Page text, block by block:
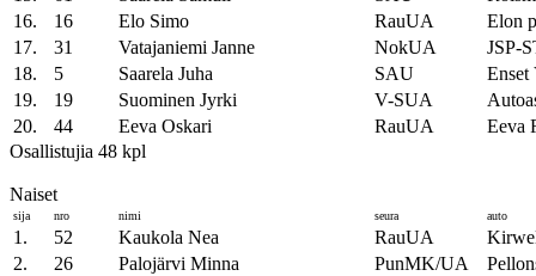
16.
16 Elo Simo RauUA
Elon
17.
31 Vatajaniemi Janne NokUA
JSP-
18.
5 Saarela Juha SAU
19.
19 Suominen Jyrki V-SUA
20.
44 Eeva Oskari RauUA
Eeva
Osallistujia 48 kpl
Naiset
sija nro nimi seura auto
1. 52 Kaukola Nea RauUA
2.
26 Palojärvi Minna PunMK/UA